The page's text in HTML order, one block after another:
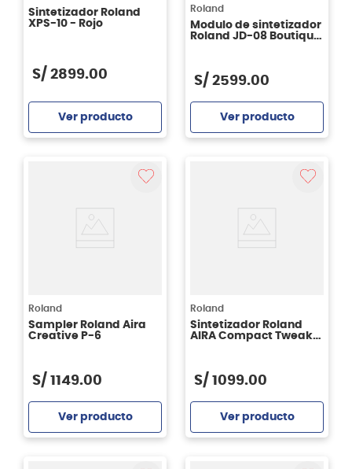
Sintetizador Roland
XPS-10 - Rojo
S/ 2899.00
Ver producto
Roland
Modulo de sintetizador
Roland JD-08 Boutique
S/ 2599.00
Ver producto
Roland
Sampler Roland Aira
Creative P-6
S/ 1149.00
Ver producto
Roland
Sintetizador Roland
AIRA Compact Tweak
S/ 1099.00
Ver producto